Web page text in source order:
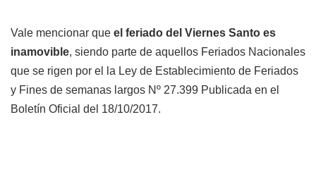
Vale mencionar que el feriado del Viernes Santo es
inamovible, siendo parte de aquellos Feriados Nacionales
que se rigen por el la Ley de Establecimiento de Feriados
y Fines de semanas largos Nº 27.399 Publicada en el
Boletín Oficial del 18/10/2017.